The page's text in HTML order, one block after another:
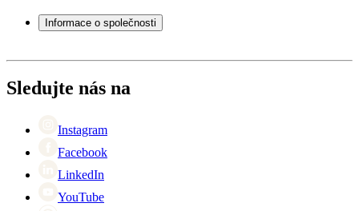
Servisní případ
Platba
Vrácení
Informace o společnosti
Black Friday
Singles Day
Sledujte nás na
Instagram
Facebook
LinkedIn
YouTube